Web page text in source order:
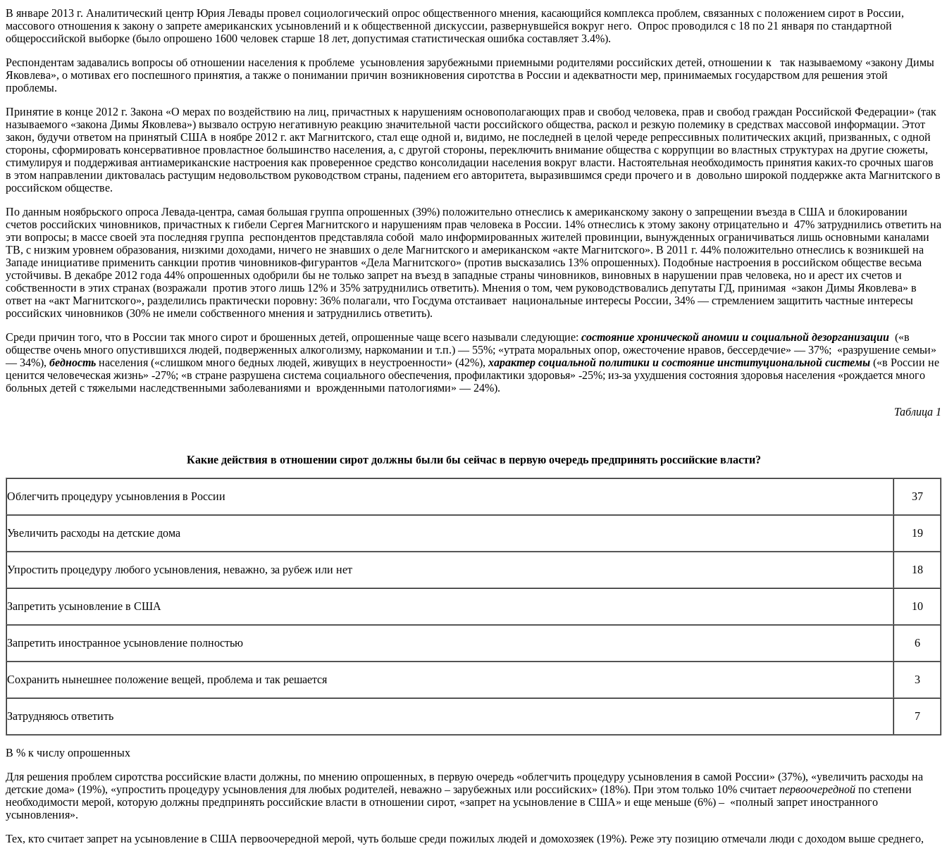
В январе 2013 г. Аналитический центр Юрия Левады провел социологический опрос общественного мнения, касающийся комплекса проблем, связанных с положением сирот в России,
массового отношения к закону о запрете американских усыновлений и к общественной дискуссии, развернувшейся вокруг него. Опрос проводился с 18 по 21 января по стандартной
общероссийской выборке (было опрошено 1600 человек старше 18 лет, допустимая статистическая ошибка составляет 3.4%).
Респондентам задавались вопросы об отношении населения к проблеме усыновления зарубежными приемными родителями российских детей, отношении к так называемому «закону Димы
Яковлева», о мотивах его поспешного принятия, а также о понимании причин возникновения сиротства в России и адекватности мер, принимаемых государством для решения этой
проблемы.
Принятие в конце 2012 г. Закона «О мерах по воздействию на лиц, причастных к нарушениям основополагающих прав и свобод человека, прав и свобод граждан Российской Федерации» (так
называемого «закона Димы Яковлева») вызвало острую негативную реакцию значительной части российского общества, раскол и резкую полемику в средствах массовой информации. Этот
закон, будучи ответом на принятый США в ноябре 2012 г. акт Магнитского, стал еще одной и, видимо, не последней в целой череде репрессивных политических акций, призванных, с одной
стороны, сформировать консервативное провластное большинство населения, а, с другой стороны, переключить внимание общества с коррупции во властных структурах на другие сюжеты,
стимулируя и поддерживая антиамериканские настроения как проверенное средство консолидации населения вокруг власти. Настоятельная необходимость принятия каких-то срочных шагов
в этом направлении диктовалась растущим недовольством руководством страны, падением его авторитета, выразившимся среди прочего и в довольно широкой поддержке акта Магнитского в
российском обществе.
По данным ноябрьского опроса Левада-центра, самая большая группа опрошенных (39%) положительно отнеслись к американскому закону о запрещении въезда в США и блокировании
счетов российских чиновников, причастных к гибели Сергея Магнитского и нарушениям прав человека в России. 14% отнеслись к этому закону отрицательно и 47% затруднились ответить на
эти вопросы; в массе своей эта последняя группа респондентов представляла собой мало информированных жителей провинции, вынужденных ограничиваться лишь основными каналами
ТВ, с низким уровнем образования, низкими доходами, ничего не знавших о деле Магнитского и американском «акте Магнитского». В 2011 г. 44% положительно отнеслись к возникшей на
Западе инициативе применить санкции против чиновников-фигурантов «Дела Магнитского» (против высказались 13% опрошенных). Подобные настроения в российском обществе весьма
устойчивы. В декабре 2012 года 44% опрошенных одобрили бы не только запрет на въезд в западные страны чиновников, виновных в нарушении прав человека, но и арест их счетов и
собственности в этих странах (возражали против этого лишь 12% и 35% затруднились ответить). Мнения о том, чем руководствовались депутаты ГД, принимая «закон Димы Яковлева» в
ответ на «акт Магнитского», разделились практически поровну: 36% полагали, что Госдума отстаивает национальные интересы России, 34% — стремлением защитить частные интересы
российских чиновников (30% не имели собственного мнения и затруднились ответить).
Среди причин того, что в России так много сирот и брошенных детей, опрошенные чаще всего называли следующие: состояние хронической аномии и социальной дезорганизации («в
обществе очень много опустившихся людей, подверженных алкоголизму, наркомании и т.п.) — 55%; «утрата моральных опор, ожесточение нравов, бессердечие» — 37%; «разрушение семьи»
— 34%), бедность населения («слишком много бедных людей, живущих в неустроенности» (42%), характер социальной политики и состояние институциональной системы («в России не
ценится человеческая жизнь» -27%; «в стране разрушена система социального обеспечения, профилактики здоровья» -25%; из-за ухудшения состояния здоровья населения «рождается много
больных детей с тяжелыми наследственными заболеваниями и врожденными патологиями» — 24%).
Таблица 1
Какие действия в отношении сирот должны были бы сейчас в первую очередь предпринять российские власти?
Облегчить процедуру усыновления в России 37
Увеличить расходы на детские дома 19
Упростить процедуру любого усыновления, неважно, за рубеж или нет 18
Запретить усыновление в США 10
Запретить иностранное усыновление полностью 6
Сохранить нынешнее положение вещей, проблема и так решается 3
Затрудняюсь ответить 7
В % к числу опрошенных
Для решения проблем сиротства российские власти должны, по мнению опрошенных, в первую очередь «облегчить процедуру усыновления в самой России» (37%), «увеличить расходы на
детские дома» (19%), «упростить процедуру усыновления для любых родителей, неважно – зарубежных или российских» (18%). При этом только 10% считает первоочередной по степени
необходимости мерой, которую должны предпринять российские власти в отношении сирот, «запрет на усыновление в США» и еще меньше (6%) – «полный запрет иностранного
усыновления».
Тех, кто считает запрет на усыновление в США первоочередной мерой, чуть больше среди пожилых людей и домохозяек (19%). Реже эту позицию отмечали люди с доходом выше среднего,